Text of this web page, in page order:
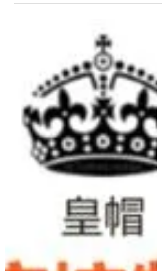
to the...